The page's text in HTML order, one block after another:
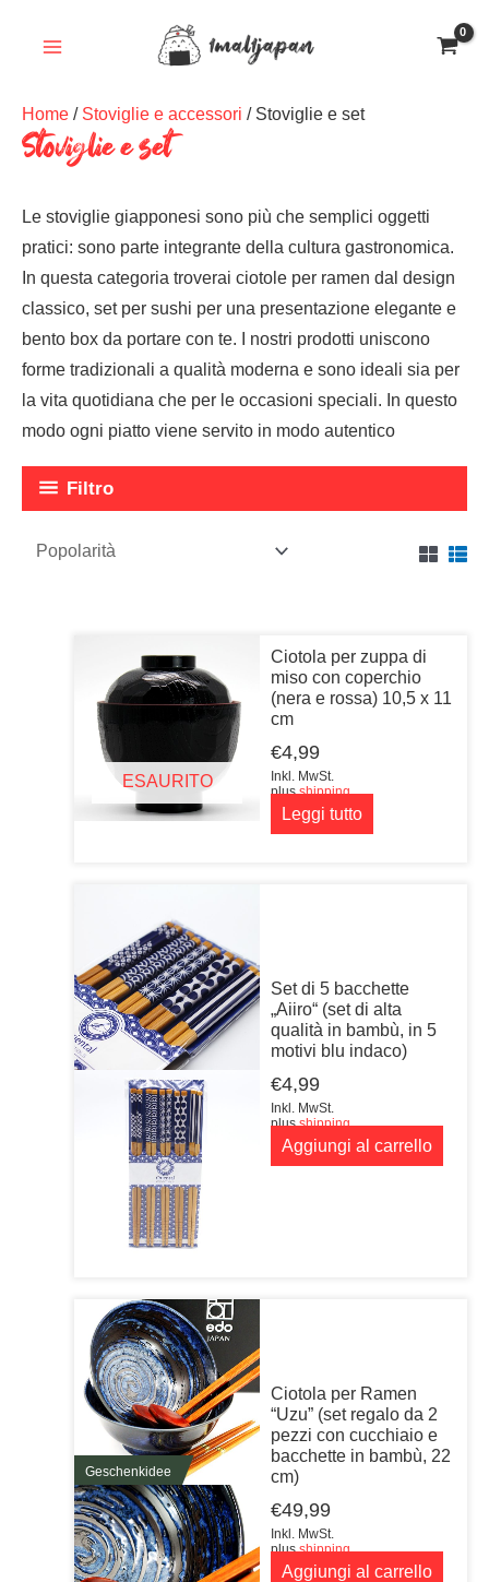
Home / Stoviglie e accessori / Stoviglie e set
Stoviglie e set
Le stoviglie giapponesi sono più che semplici oggetti
pratici: sono parte integrante della cultura gastronomica.
In questa categoria troverai ciotole per ramen dal design
classico, set per sushi per una presentazione elegante e
bento box da portare con te. I nostri prodotti uniscono
forme tradizionali a qualità moderna e sono ideali sia per
la vita quotidiana che per le occasioni speciali. In questo
modo ogni piatto viene servito in modo autentico
Filtro
ESAURITO
Ciotola per zuppa di
miso con coperchio
(nera e rossa) 10,5 x 11
cm
€4,99
Inkl. MwSt.
plusshipping
Leggi tutto
Set di 5 bacchette
„Aiiro“ (set di alta
qualità in bambù, in 5
motivi blu indaco)
€4,99
Inkl. MwSt.
plusshipping
Aggiungi al carrello
Geschenkidee
Ciotola per Ramen
“Uzu” (set regalo da 2
pezzi con cucchiaio e
bacchette in bambù, 22
cm)
€49,99
Inkl. MwSt.
plusshipping
Aggiungi al carrello